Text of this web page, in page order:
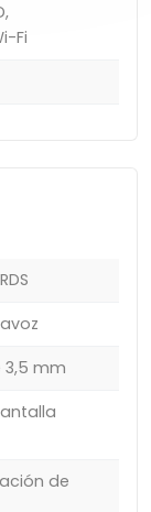
Fi
mm
de